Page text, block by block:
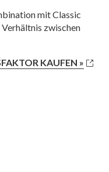
mit Classic
zwischen
KAUFEN »